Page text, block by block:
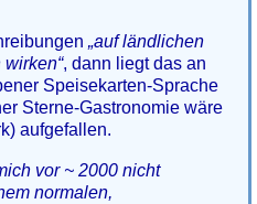
„auf ländlichen
, dann liegt das an
Speisekarten-Sprache
Sterne-Gastronomie wäre
aufgefallen.
vor ~ 2000 nicht
normalen,